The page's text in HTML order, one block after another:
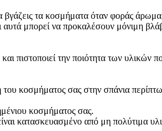
τα κοσμήματα όταν φοράς
αυτά μπορεί να προκαλέσουν μόνιμη
πιστοποιεί την ποιότητα των υλικών
κοσμήματος σας στην σπάνια
κοσμήματος σας.
κατασκευασμένο από μη πολύτιμα